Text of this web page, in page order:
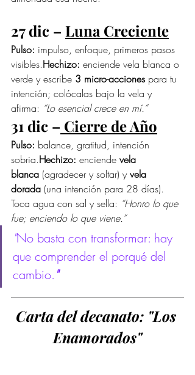
27 dic – Luna Creciente
Pulso: impulso, enfoque, primeros pasos
visibles.Hechizo: enciende vela blanca o
verde y escribe 3 micro-acciones para tu
intención; colócalas bajo la vela y
afirma: “Lo esencial crece en mí.”
31 dic – Cierre de Año
Pulso: balance, gratitud, intención
sobria.Hechizo: enciende vela
blanca (agradecer y soltar) y vela
dorada (una intención para 28 días).
Toca agua con sal y sella: “Honro lo que
fue; enciendo lo que viene.”
"No basta con transformar: hay
que comprender el porqué del
cambio. "
Carta del decanato: "Los
Enamorados"